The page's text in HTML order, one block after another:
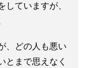
ていますが、
、どの人も悪い
とまで思えなく